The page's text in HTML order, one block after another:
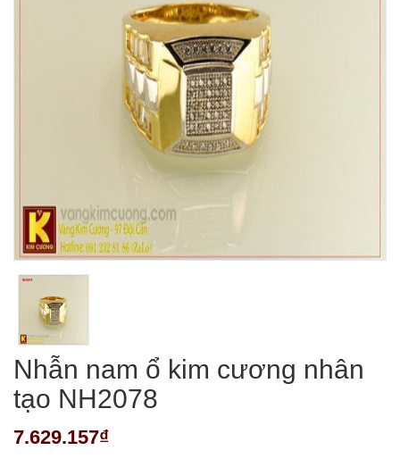
Nhẫn nam ổ kim cương nhân
tạo NH2078
7.629.157₫